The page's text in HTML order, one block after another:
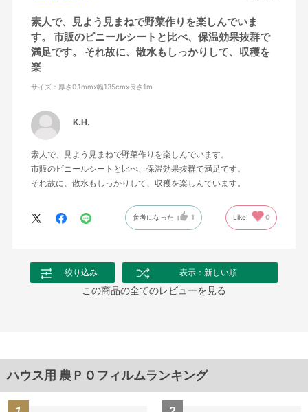
素人で、見よう見まねで野菜作りを楽しんでいま
す。 市販のビニールシートと比べ、保温効果抜群で
満足です。 それ故に、散水もしっかりして、収穫を
楽
サイズ：厚さ0.1mmx幅135cmx長さ1m
K.H.
素人で、見よう見まねで野菜作りを楽しんでいます。
市販のビニールシートと比べ、保温効果抜群で満足です。
それ故に、散水もしっかりして、収穫を楽しんでいます。
参考になった 1 Like! 0
絞り込み 表示：新しい順
この商品の全てのレビューを見る
ハウス用 農ＰＯフィルムランキング